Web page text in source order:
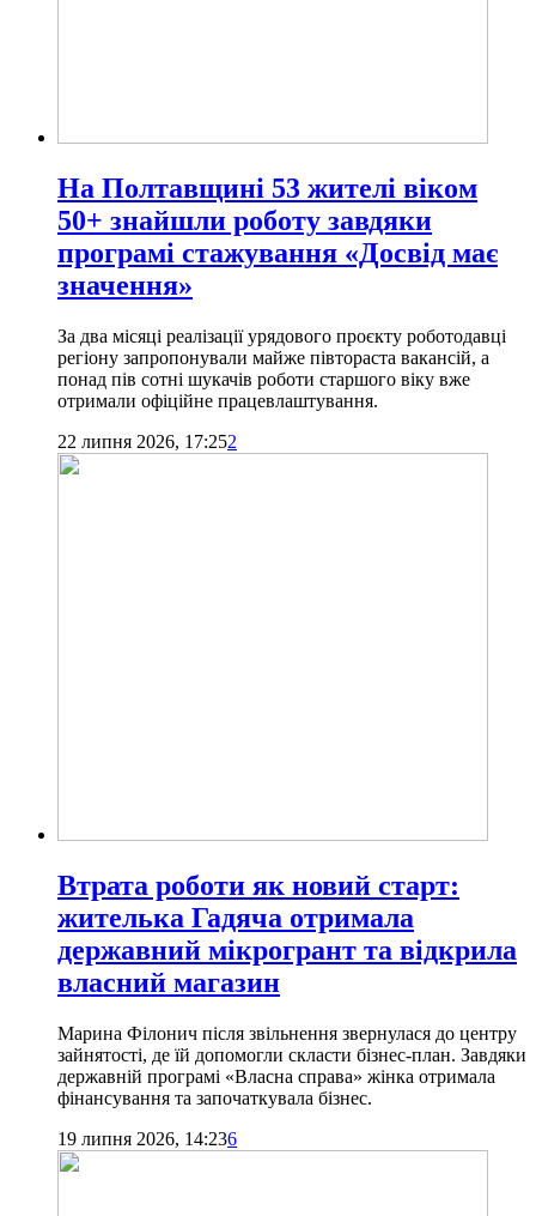
На Полтавщині 53 жителі віком
50+ знайшли роботу завдяки
програмі стажування «Досвід має
значення»
За два місяці реалізації урядового проєкту роботодавці
регіону запропонували майже півтораста вакансій, а
понад пів сотні шукачів роботи старшого віку вже
отримали офіційне працевлаштування.
22 липня 2026, 17:252
Втрата роботи як новий старт:
жителька Гадяча отримала
державний мікрогрант та відкрила
власний магазин
Марина Філонич після звільнення звернулася до центру
зайнятості, де їй допомогли скласти бізнес-план. Завдяки
державній програмі «Власна справа» жінка отримала
фінансування та започаткувала бізнес.
19 липня 2026, 14:236